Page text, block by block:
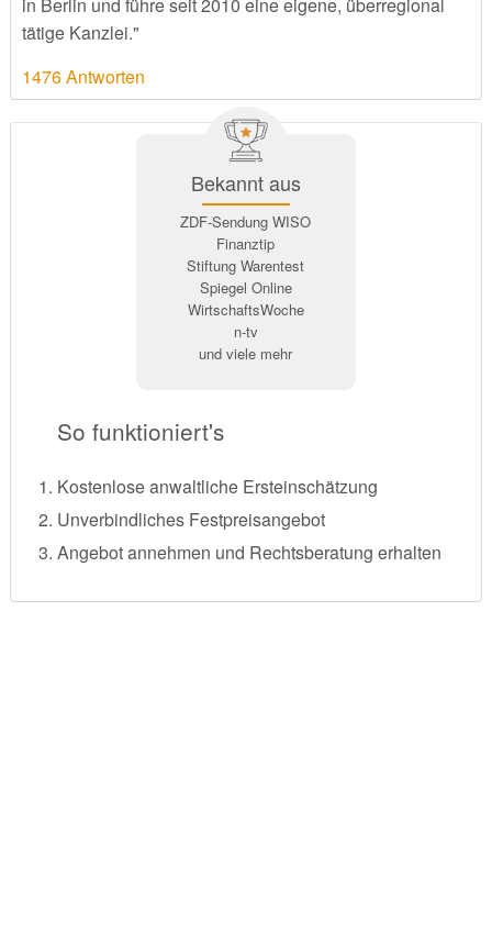
in Berlin und führe seit 2010 eine eigene, überregional
tätige Kanzlei."
1476 Antworten
Bekannt aus
ZDF-Sendung WISO
Finanztip
Stiftung Warentest
Spiegel Online
WirtschaftsWoche
n-tv
und viele mehr
So funktioniert's
Kostenlose anwaltliche Ersteinschätzung
Unverbindliches Festpreisangebot
Angebot annehmen und Rechtsberatung erhalten